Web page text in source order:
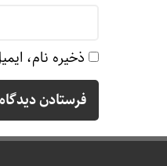
ذخیره نام،